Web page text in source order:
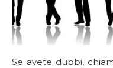
Se avete dubbi,